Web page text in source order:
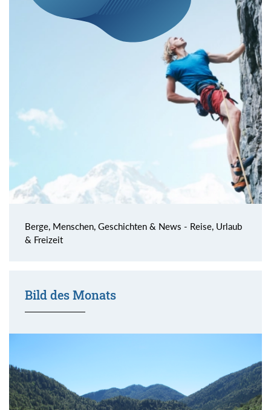
Berge, Menschen, Geschichten & News - Reise, Urlaub
& Freizeit
Bild des Monats